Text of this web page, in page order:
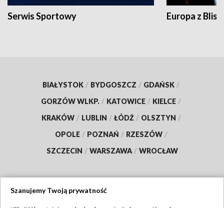
Serwis Sportowy Europa z
BIAŁYSTOK / BYDGOSZCZ / GDAŃSK /
GORZÓW WLKP. / KATOWICE / KIELCE /
KRAKÓW / LUBLIN / ŁÓDŹ / OLSZTYN /
OPOLE / POZNAŃ / RZESZÓW /
SZCZECIN / WARSZAWA / WROCŁAW
Szanujemy Twoją prywatność